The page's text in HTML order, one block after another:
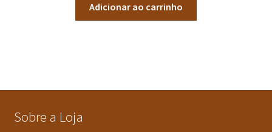
Adicionar ao carrinho
Sobre a Loja